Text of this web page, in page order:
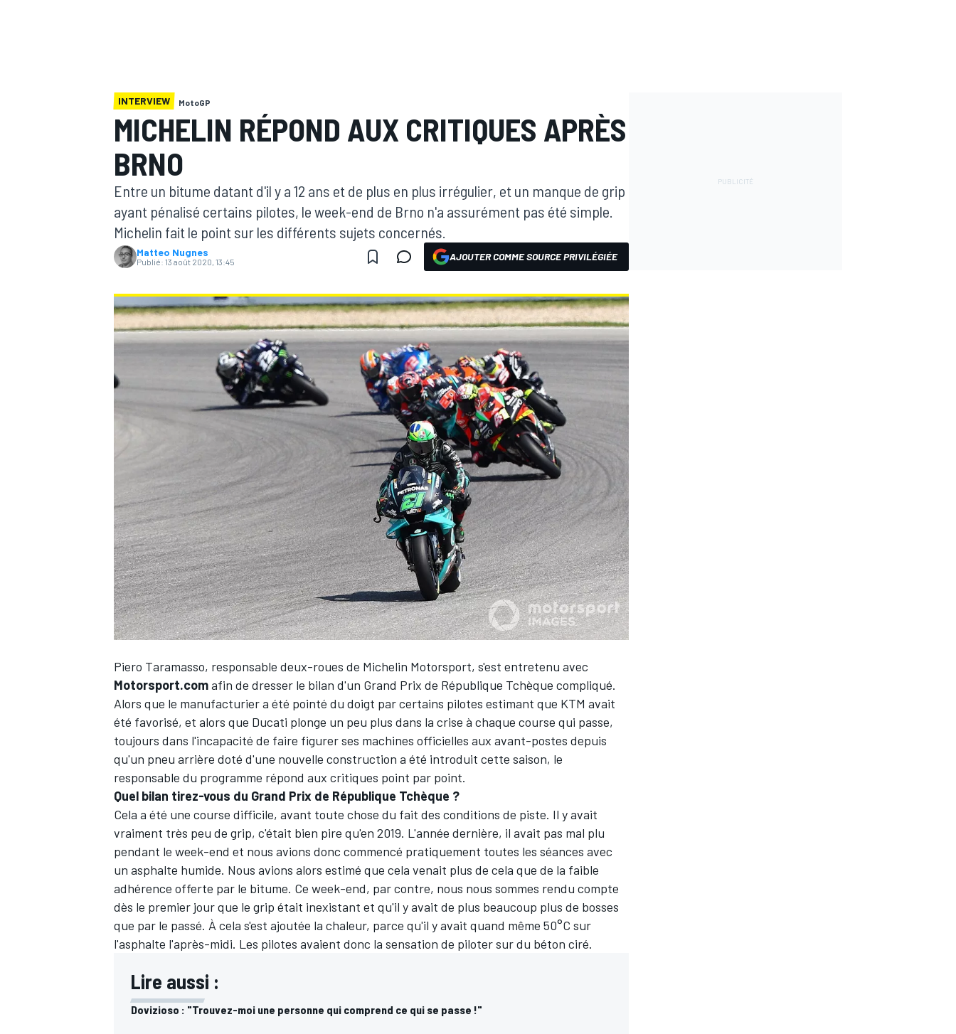
MOTOGP
WEC
INTERVIEW MotoGP
MICHELIN RÉPOND AUX CRITIQUES APRÈS
BRNO
Entre un bitume datant d'il y a 12 ans et de plus en plus irrégulier, et un manque de grip
ayant pénalisé certains pilotes, le week-end de Brno n'a assurément pas été simple.
Michelin fait le point sur les différents sujets concernés.
Matteo Nugnes
Publié: 13 août 2020, 13:45 AJOUTER COMME SOURCE PRIVILÉGIÉE
Piero Taramasso, responsable deux-roues de Michelin Motorsport, s'est entretenu avec
Motorsport.comafin de dresser le bilan d'un Grand Prix de République Tchèque compliqué.
Alors que le manufacturier a été pointé du doigt par certains pilotes estimant que KTM avait
été favorisé, et alors que Ducati plonge un peu plus dans la crise à chaque course qui passe,
toujours dans l'incapacité de faire figurer ses machines officielles aux avant-postes depuis
qu'un pneu arrière doté d'une nouvelle construction a été introduit cette saison, le
responsable du programme répond aux critiques point par point.
Quel bilan tirez-vous du Grand Prix de République Tchèque ?
Cela a été une course difficile, avant toute chose du fait des conditions de piste. Il y avait
vraiment très peu de grip, c'était bien pire qu'en 2019. L'année dernière, il avait pas mal plu
pendant le week-end et nous avions donc commencé pratiquement toutes les séances avec
un asphalte humide. Nous avions alors estimé que cela venait plus de cela que de la faible
adhérence offerte par le bitume. Ce week-end, par contre, nous nous sommes rendu compte
dès le premier jour que le grip était inexistant et qu'il y avait de plus beaucoup plus de bosses
que par le passé. À cela s'est ajoutée la chaleur, parce qu'il y avait quand même 50°C sur
l'asphalte l'après-midi. Les pilotes avaient donc la sensation de piloter sur du béton ciré.
Lire aussi :
Dovizioso : "Trouvez-moi une personne qui comprend ce qui se passe !"